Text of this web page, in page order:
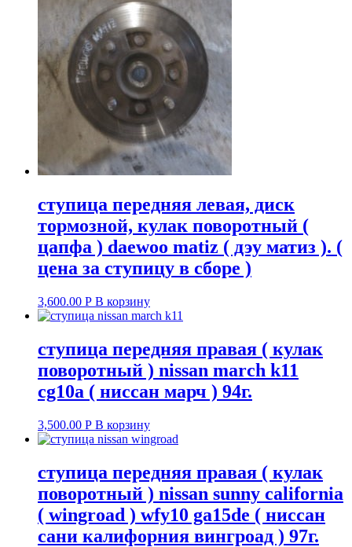
ступица передняя левая, диск
тормозной, кулак поворотный (
цапфа ) daewoo matiz ( дэу матиз ). (
цена за ступицу в сборе )
3,600.00 Р В корзину
ступица передняя правая ( кулак
поворотный ) nissan march k11
cg10a ( ниссан марч ) 94г.
3,500.00 Р В корзину
ступица передняя правая ( кулак
поворотный ) nissan sunny california
( wingroad ) wfy10 ga15de ( ниссан
сани калифорния вингроад ) 97г.